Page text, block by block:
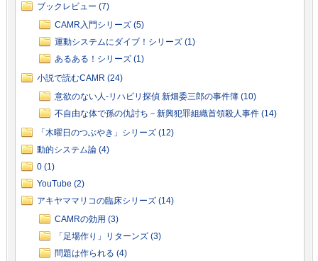
ブックレビュー (7)
CAMR入門シリーズ (5)
運動システムにダイブ！シリーズ (1)
あるある！シリーズ (1)
小説で読むCAMR (24)
意欲のない人-リハビリ探偵 新畑委三郎の事件簿 (10)
不自由な体で孫の仇討ち－新興犯罪組織首領殺人事件 (14)
「木曜日のつぶやき」シリーズ (12)
動的システム論 (4)
0 (1)
YouTube (2)
アキヤママリコの臨床シリーズ (14)
CAMRの効用 (3)
「足場作り」リターンズ (3)
問題は作られる (4)